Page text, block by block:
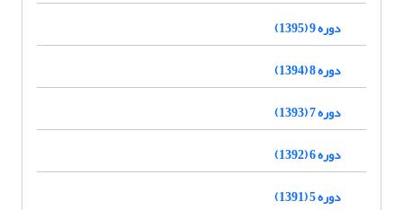
دوره 9 (1395)
دوره 8 (1394)
دوره 7 (1393)
دوره 6 (1392)
دوره 5 (1391)